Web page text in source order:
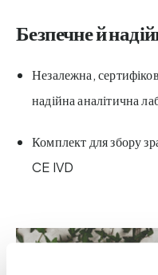
Безпечне й
Незалежна,
надійна аналітична
Комплект для збору
CE IVD